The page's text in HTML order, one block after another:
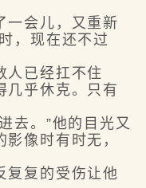
会儿，又重新
，现在还不过
已经扛不住
几乎休克。只有
。”他的目光又
像时有时无，
复的受伤让他